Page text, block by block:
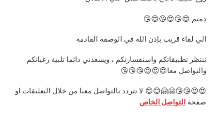
دمتم 😍😘😍😘😍😘
الي لقاء قريب بإذن الله في الوصفة القادمة
ننتظر تطبيقاتكم واستفسارتكم ، ويسعدني دائما تلبية رغباتكم
والتواصل معا😍😍😍😘😘😘
😍😍😘😘🤗🤗😊😊 لا تتردد بالتواصل معنا من خلال التعليقات او
صفحة التواصل الخاص